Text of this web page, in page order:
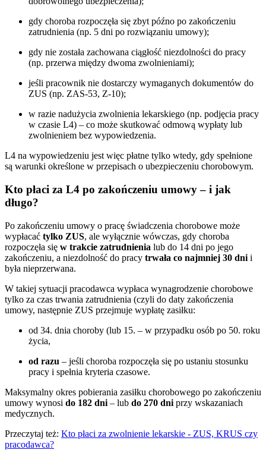
gdy choroba rozpoczęła się zbyt późno po zakończeniu
zatrudnienia (np. 5 dni po rozwiązaniu umowy);
gdy nie została zachowana ciągłość niezdolności do pracy
(np. przerwa między dwoma zwolnieniami);
jeśli pracownik nie dostarczy wymaganych dokumentów do
ZUS (np. ZAS-53, Z-10);
w razie nadużycia zwolnienia lekarskiego (np. podjęcia pracy
w czasie L4) – co może skutkować odmową wypłaty lub
zwolnieniem bez wypowiedzenia.
L4 na wypowiedzeniu jest więc płatne tylko wtedy, gdy spełnione
są warunki określone w przepisach o ubezpieczeniu chorobowym.
Kto płaci za L4 po zakończeniu umowy – i jak
długo?
Po zakończeniu umowy o pracę świadczenia chorobowe może
wypłacać tylko ZUS, ale wyłącznie wówczas, gdy choroba
rozpoczęła się w trakcie zatrudnienia lub do 14 dni po jego
zakończeniu, a niezdolność do pracy trwała co najmniej 30 dni i
była nieprzerwana.
W takiej sytuacji pracodawca wypłaca wynagrodzenie chorobowe
tylko za czas trwania zatrudnienia (czyli do daty zakończenia
umowy, następnie ZUS przejmuje wypłatę zasiłku:
od 34. dnia choroby (lub 15. – w przypadku osób po 50. roku
życia,
od razu – jeśli choroba rozpoczęła się po ustaniu stosunku
pracy i spełnia kryteria czasowe.
Maksymalny okres pobierania zasiłku chorobowego po zakończeniu
umowy wynosi do 182 dni – lub do 270 dni przy wskazaniach
medycznych.
Przeczytaj też: Kto płaci za zwolnienie lekarskie - ZUS, KRUS czy
pracodawca?